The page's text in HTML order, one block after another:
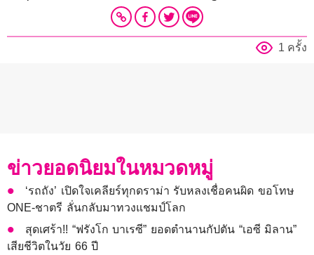
1 ครั้ง
ข่าวยอดนิยมในหมวดหมู่
‘รถถัง’ เปิดใจเคลียร์ทุกดราม่า รับหลงเชื่อคนผิด ขอโทษ
ONE-ชาตรี ลั่นกลับมาทวงแชมป์โลก
สุดเศร้า!! “ฟรังโก บาเรซี” ยอดตำนานกัปตัน “เอซี มิลาน”
เสียชีวิตในวัย 66 ปี